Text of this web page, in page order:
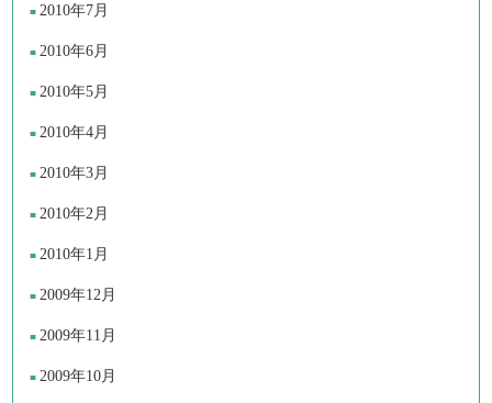
2010年7月
2010年6月
2010年5月
2010年4月
2010年3月
2010年2月
2010年1月
2009年12月
2009年11月
2009年10月